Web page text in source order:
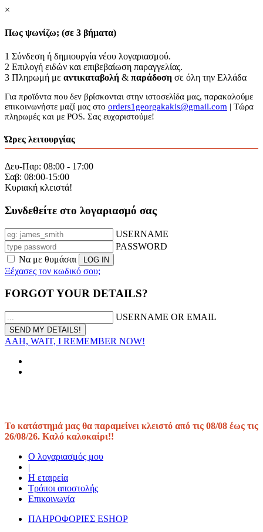
×
Πως ψωνίζω; (σε 3 βήματα)
1 Σύνδεση ή δημιουργία νέου λογαριασμού.
2 Επιλογή ειδών και επιβεβαίωση παραγγελίας.
3 Πληρωμή με αντικαταβολή & παράδοση σε όλη την Ελλάδα
Για προϊόντα που δεν βρίσκονται στην ιστοσελίδα μας, παρακαλούμε
επικοινωνήστε μαζί μας στο orders1georgakakis@gmail.com | Τώρα
πληρωμές και με POS. Σας ευχαριστούμε!
Ώρες λειτουργίας
Δευ-Παρ: 08:00 - 17:00
Σαβ: 08:00-15:00
Κυριακή κλειστά!
Συνδεθείτε στο λογαριασμό σας
USERNAME
PASSWORD
Να με θυμάσαι
Ξέχασες τον κωδικό σου;
FORGOT YOUR DETAILS?
USERNAME OR EMAIL
AAH, WAIT, I REMEMBER NOW!
Το κατάστημά μας θα παραμείνει κλειστό από τις 08/08 έως τις
26/08/26. Καλό καλοκαίρι!!
Ο λογαριασμός μου
|
Η εταιρεία
Τρόποι αποστολής
Επικοινωνία
ΠΛΗΡΟΦΟΡΙΕΣ ESHOP